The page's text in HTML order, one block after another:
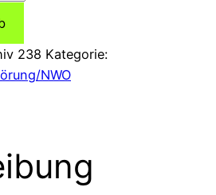
238 Kategorie:
NWO